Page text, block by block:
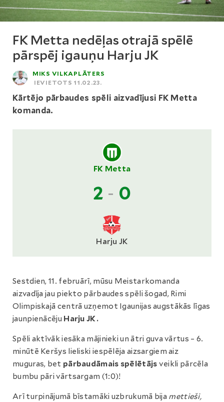
FK Metta nedēļas otrajā spēlē
pārspēj igauņu Harju JK
MIKS VILKAPLĀTERS
IEVIETOTS 11.02.23.
Kārtējo pārbaudes spēli aizvadījusi FK Metta
komanda.
FK Metta
2 - 0
Harju JK
Sestdien, 11. februārī, mūsu Meistarkomanda
aizvadīja jau piekto pārbaudes spēli šogad, Rimi
Olimpiskajā centrā uzņemot Igaunijas augstākās līgas
jaunpienācēju Harju JK.
Spēli aktīvāk iesāka mājinieki un ātri guva vārtus – 6.
minūtē Keršys lieliski iespēlēja aizsargiem aiz
muguras, bet pārbaudāmais spēlētājs veikli pārcēla
bumbu pāri vārtsargam (1:0)!
Arī turpinājumā bīstamāki uzbrukumā bija mettieši,